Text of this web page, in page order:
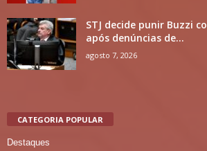
STJ decide punir Buzzi
após denúncias de...
agosto 7, 2026
CATEGORIA POPULAR
Destaques